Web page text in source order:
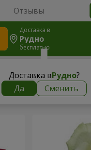
Отзывы
Доставка в
Рудно
бесплатно
Доставка вРудно?
Да
Сменить